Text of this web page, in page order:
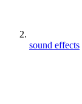
sound effects